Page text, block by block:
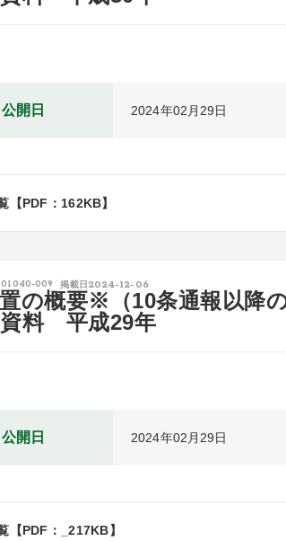
公開日 2024年02月29日
【PDF：162KB】
009 掲載日 2024-12-06
の概要※（10条通報以降
資料 平成29年
公開日 2024年02月29日
【PDF：_217KB】